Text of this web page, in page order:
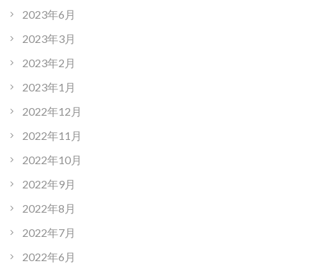
2023年6月
2023年3月
2023年2月
2023年1月
2022年12月
2022年11月
2022年10月
2022年9月
2022年8月
2022年7月
2022年6月